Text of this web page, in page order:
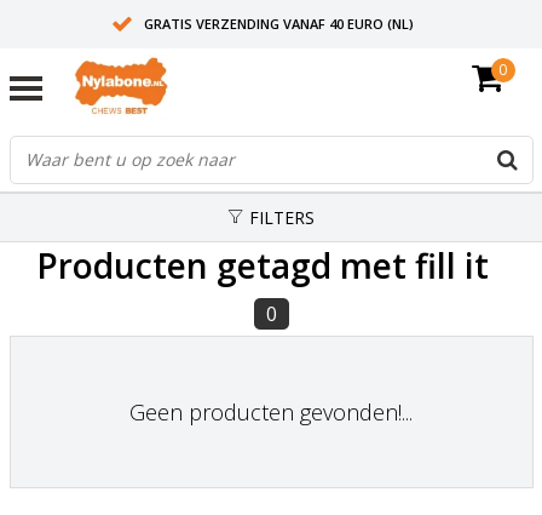
GRATIS VERZENDING VANAF 40 EURO (NL)
0
FILTERS
Producten getagd met fill it
0
Geen producten gevonden!...